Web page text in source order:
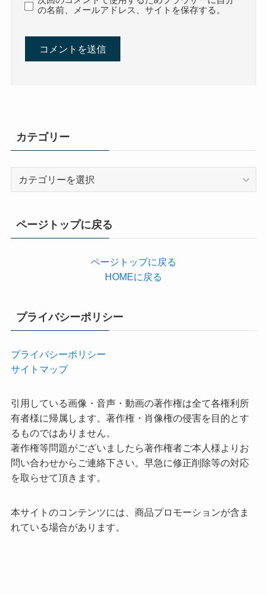
の名前、メールアドレス、サイトを保存する。
カテゴリー
ページトップに戻る
ページトップに戻る
HOMEに戻る
プライバシーポリシー
プライバシーポリシー
サイトマップ
引用している画像・音声・動画の著作権は全て各権利所
有者様に帰属します。著作権・肖像権の侵害を目的とす
るものではありません。
著作権等問題がございましたら著作権者ご本人様よりお
問い合わせからご連絡下さい。早急に修正削除等の対応
を取らせて頂きます。
本サイトのコンテンツには、商品プロモーションが含ま
れている場合があります。